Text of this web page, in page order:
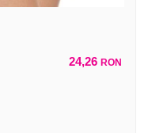
24,26 RON